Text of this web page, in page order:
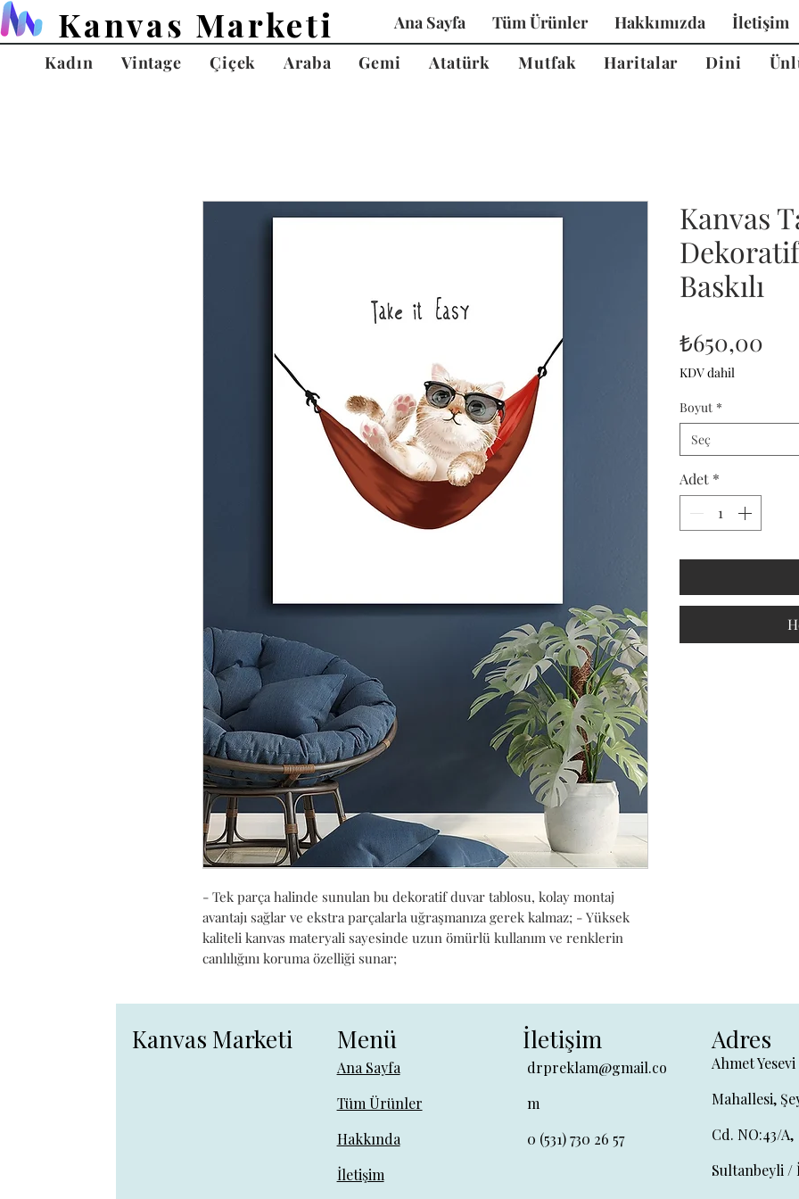
Kanvas Marketi Ana Sayfa Tüm Ürünler Hakkımızda İletişim
Kadın
Vintage Çiçek Araba Gemi Atatürk Mutfak Haritalar Dini
- Tek parça halinde sunulan bu dekoratif duvar tablosu, kolay montaj
avantajı sağlar ve ekstra parçalarla uğraşmanıza gerek kalmaz; - Yüksek
kaliteli kanvas materyali sayesinde uzun ömürlü kullanım ve renklerin
canlılığını koruma özelliği sunar;
Kanvas
Baskılı
₺650,00
KDV dahil
Boyut *
Seç
Adet *
Kanvas Marketi Menü
Ana Sayfa
Tüm Ürünler
Hakkında
İletişim
İletişim
drpreklam@gmail.co
m
0 (531) 730 26 57
Adres
Ahmet Yesevi
Mahallesi,
Cd. NO:43/A,
Sultanbeyli /